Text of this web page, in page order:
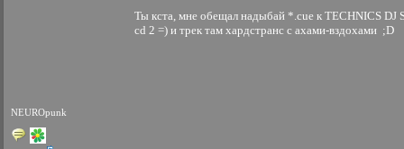
NEUROpunk
Ты кста, мне обещал надыбай *.cue к TECHNICS DJ
cd 2 =) и трек там хардстранс с ахами-вздохами ;D